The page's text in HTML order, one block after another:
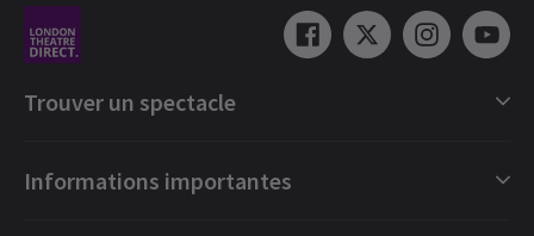
Trouver un spectacle
Londres Comédies musicales
Informations importantes